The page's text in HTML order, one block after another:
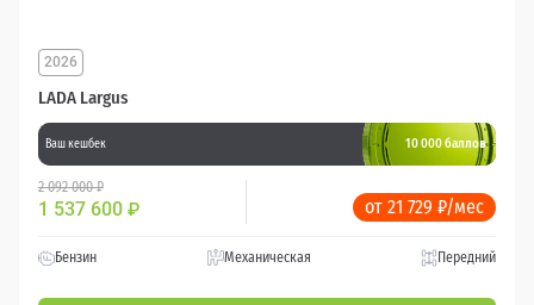
LADA Largus
2026
Ваш кешбек 10 000 баллов
2 092 000 ₽
1 537 600 ₽ от 21 729 ₽/мес
Бензин Механическая Передний